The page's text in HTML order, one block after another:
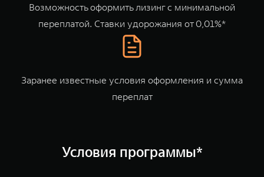
Веди за собой
от 6 499 000 ₽
Сила
от 10 199
TANK Страхование
Подписки
Возможность оформить лизинг с минимальной
переплатой. Ставки удорожания от 0,01%*
Заранее известные условия оформления и сумма
переплат
Условия программы*